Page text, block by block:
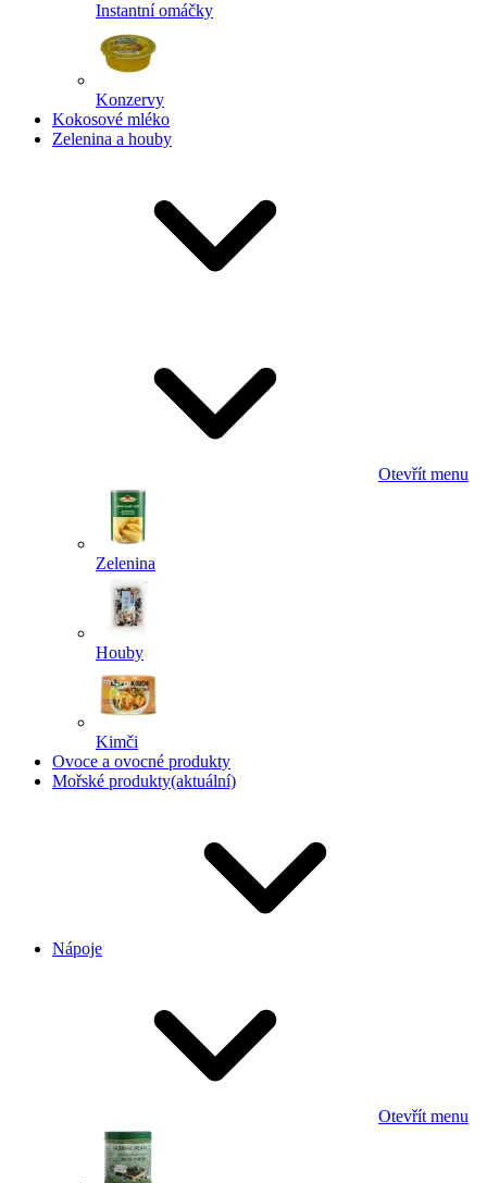
Instantní omáčky
Konzervy
Kokosové mléko
Zelenina a houby
Otevřít menu
Zelenina
Houby
Kimči
Ovoce a ovocné produkty
Mořské produkty(aktuální)
Nápoje
Otevřít menu